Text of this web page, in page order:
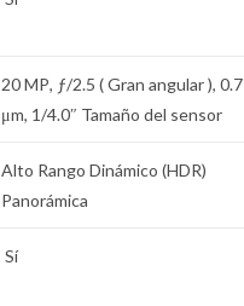
20 MP, ƒ/2.5 ( Gran angular ),0.7
μm, 1/4.0″ Tamaño del sensor
Alto Rango Dinámico (HDR)
Panorámica
Sí